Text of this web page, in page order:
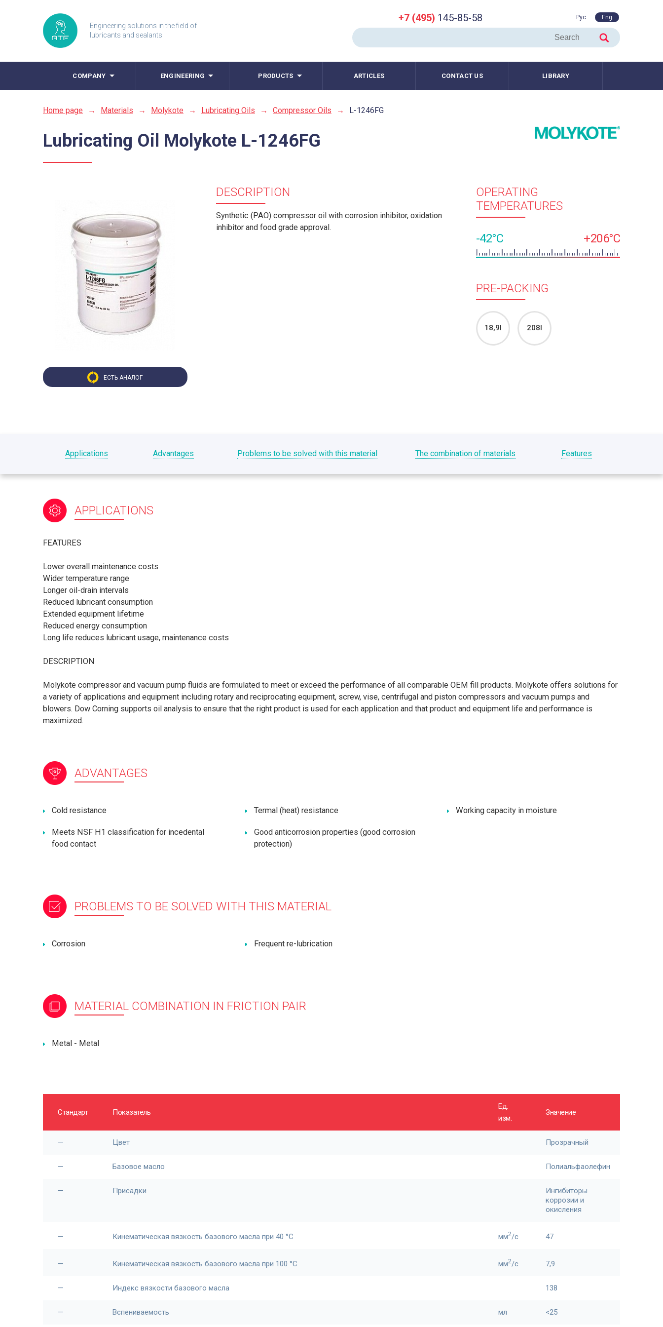
Engineering solutions in the field of
lubricants and sealants
+7 (495) 145-85-58 Рус Eng
COMPANY ENGINEERING PRODUCTS ARTICLES CONTACT US LIBRARY
Home page → Materials → Molykote → Lubricating Oils → Compressor Oils → L-1246FG
Lubricating Oil Molykote L-1246FG
ЕСТЬ АНАЛОГ
DESCRIPTION
Synthetic (PAO) compressor oil with corrosion inhibitor, oxidation
inhibitor and food grade approval.
OPERATING
TEMPERATURES
-42°C +206°C
PRE-PACKING
18,9l 208l
Applications Advantages Problems to be solved with this material The combination of materials Features
APPLICATIONS
FEATURES
Lower overall maintenance costs
Wider temperature range
Longer oil-drain intervals
Reduced lubricant consumption
Extended equipment lifetime
Reduced energy consumption
Long life reduces lubricant usage, maintenance costs
DESCRIPTION
Molykote compressor and vacuum pump fluids are formulated to meet or exceed the performance of all comparable OEM fill products. Molykote offers solutions for
a variety of applications and equipment including rotary and reciprocating equipment, screw, vise, centrifugal and piston compressors and vacuum pumps and
blowers. Dow Corning supports oil analysis to ensure that the right product is used for each application and that product and equipment life and performance is
maximized.
ADVANTAGES
Cold resistance Termal (heat) resistance Working capacity in moisture
Meets NSF H1 classification for incedental
food contact
Good anticorrosion properties (good corrosion
protection)
PROBLEMS TO BE SOLVED WITH THIS MATERIAL
Corrosion Frequent re-lubrication
MATERIAL COMBINATION IN FRICTION PAIR
Metal - Metal
Стандарт Показатель
Ед.
изм.
Значение
— Цвет Прозрачный
— Базовое масло Полиальфаолефин
— Присадки
Ингибиторы
коррозии и
окисления
— Кинематическая вязкость базового масла при 40 °С мм2/c 47
— Кинематическая вязкость базового масла при 100 °С мм2/c 7,9
— Индекс вязкости базового масла 138
— Вспениваемость мл <25